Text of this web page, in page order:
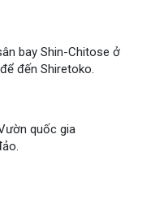
bay Shin-Chitose ở
đến Shiretoko.
quốc gia